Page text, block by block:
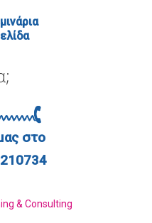
στο
& Consulting